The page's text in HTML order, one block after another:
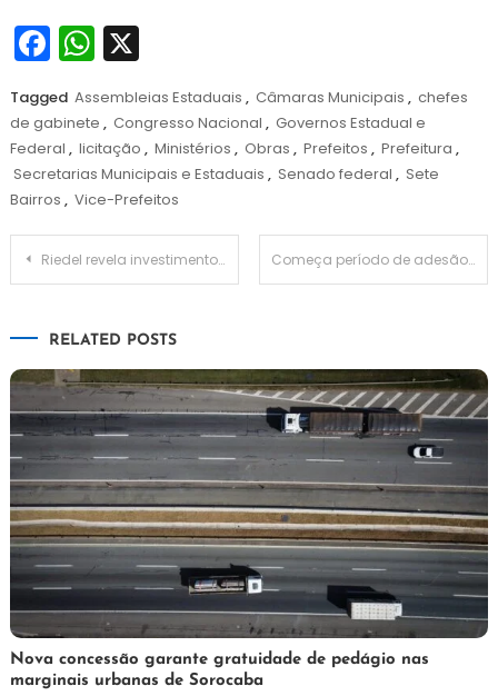
Facebook
WhatsApp
X
Tagged Assembleias Estaduais , Câmaras Municipais , chefes
de gabinete , Congresso Nacional , Governos Estadual e
Federal , licitação , Ministérios , Obras , Prefeitos , Prefeitura ,
Secretarias Municipais e Estaduais , Senado federal , Sete
Bairros , Vice-Prefeitos
Navegação
Riedel revela investimentos em logística e infraestrutura no setor agropecuário Começa período de adesão à Política Nacional de Equidade estabelicido pelo MEC
RELATED POSTS
3
de
Redação
Nova concessão garante gratuidade de pedágio nas
marginais urbanas de Sorocaba